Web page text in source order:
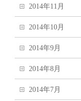
2014年11月
2014年10月
2014年9月
2014年8月
2014年7月